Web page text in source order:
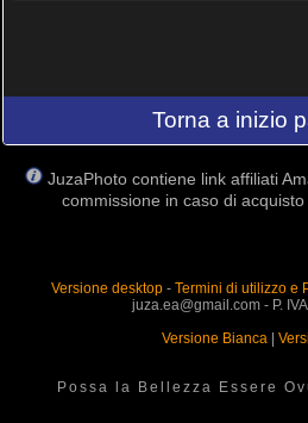
Torna a inizio
JuzaPhoto contiene link affiliati
commissione in caso di
Versione desktop- Termini di utilizzo e
juza.ea@gmail.com - P.
Versione Bianca
Possa la Bellezza Essere